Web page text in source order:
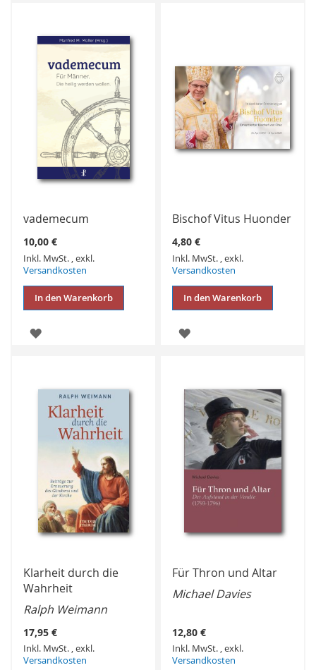
vademecum
10,00 €
Inkl. MwSt. ,exkl.
Versandkosten
In den Warenkorb
ZUR
Bischof Vitus Huonder
4,80 €
Inkl. MwSt. ,exkl.
Versandkosten
In den Warenkorb
ZUR
Klarheit durch die
Wahrheit
Ralph Weimann
17,95 €
Inkl. MwSt. ,exkl.
Versandkosten
Für Thron und Altar
Michael Davies
12,80 €
Inkl. MwSt. ,exkl.
Versandkosten